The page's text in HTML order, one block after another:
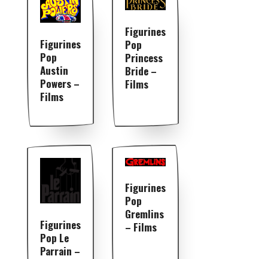
Figurines
Pop
Austin
Powers –
Films
Figurines
Pop
Princess
Bride –
Films
Figurines
Pop Le
Parrain –
Figurines
Pop
Gremlins
– Films